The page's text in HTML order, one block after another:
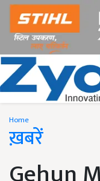
Home
ख़बरें